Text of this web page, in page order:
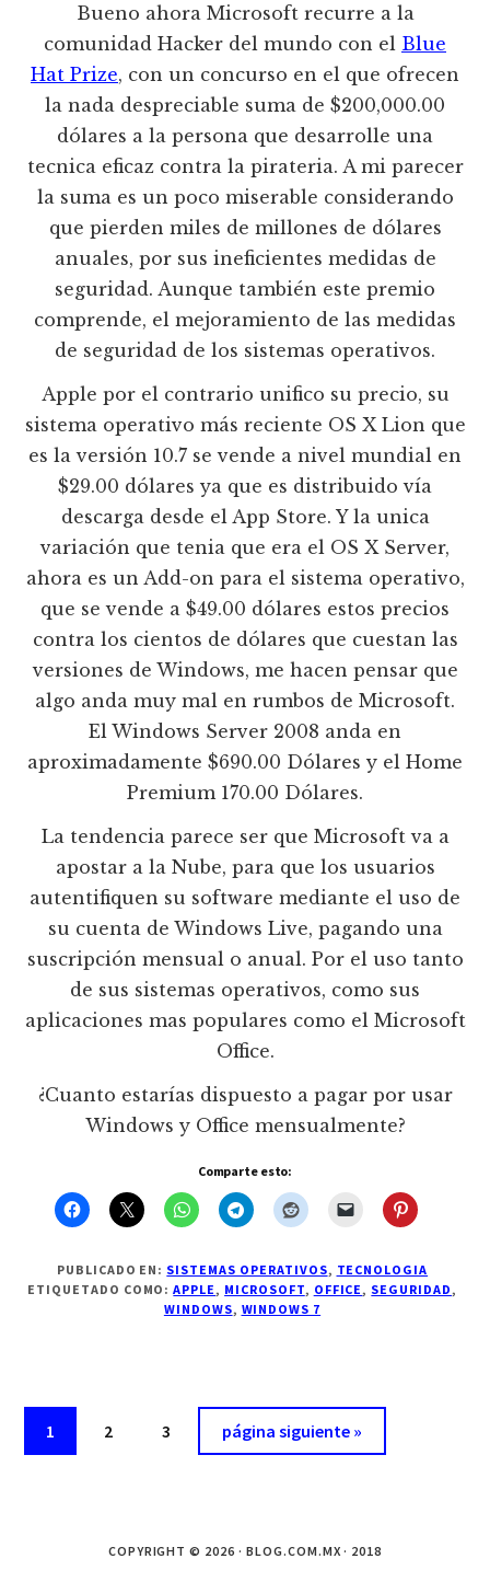
Bueno ahora Microsoft recurre a la
comunidad Hacker del mundo con el Blue
Hat Prize, con un concurso en el que ofrecen
la nada despreciable suma de $200,000.00
dólares a la persona que desarrolle una
tecnica eficaz contra la pirateria. A mi parecer
la suma es un poco miserable considerando
que pierden miles de millones de dólares
anuales, por sus ineficientes medidas de
seguridad. Aunque también este premio
comprende, el mejoramiento de las medidas
de seguridad de los sistemas operativos.
Apple por el contrario unifico su precio, su
sistema operativo más reciente OS X Lion que
es la versión 10.7 se vende a nivel mundial en
$29.00 dólares ya que es distribuido vía
descarga desde el App Store. Y la unica
variación que tenia que era el OS X Server,
ahora es un Add-on para el sistema operativo,
que se vende a $49.00 dólares estos precios
contra los cientos de dólares que cuestan las
versiones de Windows, me hacen pensar que
algo anda muy mal en rumbos de Microsoft.
El Windows Server 2008 anda en
aproximadamente $690.00 Dólares y el Home
Premium 170.00 Dólares.
La tendencia parece ser que Microsoft va a
apostar a la Nube, para que los usuarios
autentifiquen su software mediante el uso de
su cuenta de Windows Live, pagando una
suscripción mensual o anual. Por el uso tanto
de sus sistemas operativos, como sus
aplicaciones mas populares como el Microsoft
Office.
¿Cuanto estarías dispuesto a pagar por usar
Windows y Office mensualmente?
Comparte esto:
PUBLICADO EN: SISTEMAS OPERATIVOS, TECNOLOGIA
ETIQUETADO COMO:APPLE , MICROSOFT, OFFICE , SEGURIDAD ,
WINDOWS, WINDOWS 7
Página
1 Página
2 Página
3
Ir
a
página siguiente »
COPYRIGHT © 2026 · BLOG.COM.MX · 2018